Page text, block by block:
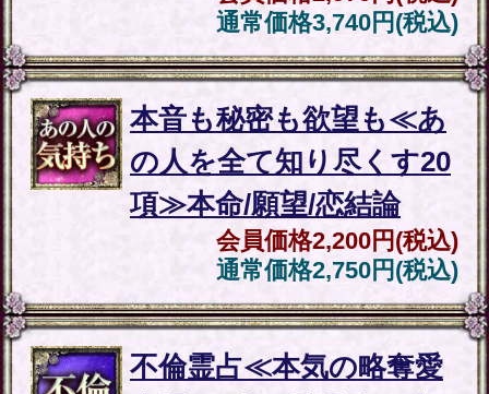
▲カテゴリーTOPへ
頼れば人生激変“5年/10年
後を霊視”あなたの全転
機＆人生＋愛/職/財